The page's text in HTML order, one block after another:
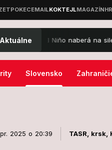
AktuálneEl Niño naberá na sile: Toto
Slovensko
2025 o 20:39 TASR, krsk,